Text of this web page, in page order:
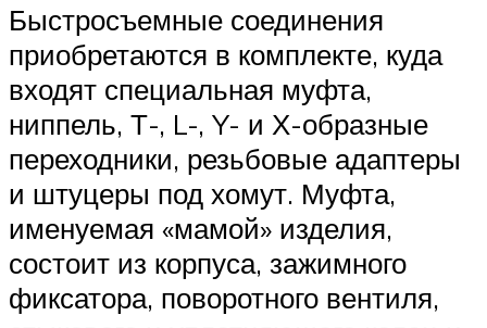
Быстросъемные соединения
приобретаются в комплекте, куда
входят специальная муфта,
ниппель, Т-, L-, Y- и Х-образные
переходники, резьбовые адаптеры
и штуцеры под хомут. Муфта,
именуемая «мамой» изделия,
состоит из корпуса, зажимного
фиксатора, поворотного вентиля,